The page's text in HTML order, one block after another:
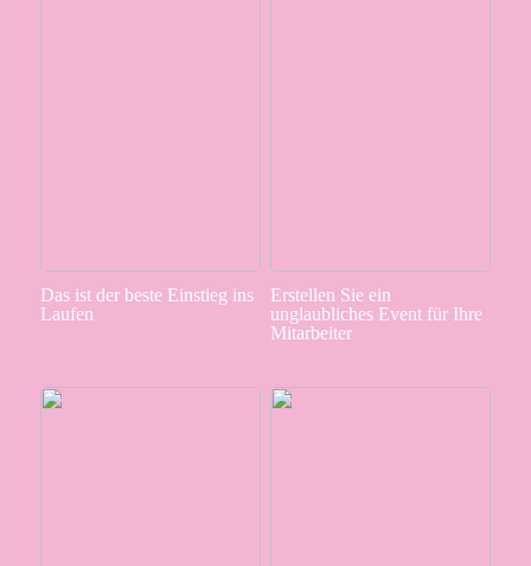
Das ist der beste Einstieg ins
Laufen
Erstellen Sie ein
unglaubliches Event für Ihre
Mitarbeiter